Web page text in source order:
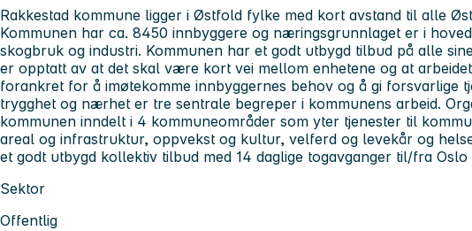
Rakkestad kommune ligger i Østfold fylke med kort avstand til alle
Kommunen har ca. 8450 innbyggere og næringsgrunnlaget er i
skogbruk og industri. Kommunen har et godt utbygd tilbud på alle
er opptatt av at det skal være kort vei mellom enhetene og at
forankret for å imøtekomme innbyggernes behov og å gi forsvarlige
trygghet og nærhet er tre sentrale begreper i kommunens arbeid.
kommunen inndelt i 4 kommuneområder som yter tjenester til
areal og infrastruktur, oppvekst og kultur, velferd og levekår og
et godt utbygd kollektiv tilbud med 14 daglige togavganger til/fra Oslo
Sektor
Offentlig